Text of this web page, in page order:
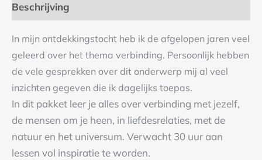
Beschrijving
In mijn ontdekkingstocht heb ik de afgelopen jaren veel
geleerd over het thema verbinding. Persoonlijk hebben
de vele gesprekken over dit onderwerp mij al veel
inzichten gegeven die ik dagelijks toepas.
In dit pakket leer je alles over verbinding met jezelf,
de mensen om je heen, in liefdesrelaties, met de
natuur en het universum. Verwacht 30 uur aan
lessen vol inspiratie te worden.